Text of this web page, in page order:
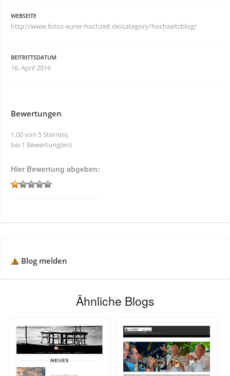
WEBSEITE
http://www.fotos-eurer-hochzeit.de/category/hochzeitsblog/
BEITRITTSDATUM
16. April 2016
Bewertungen
1,00 von 5 Stern(e),
bei 1 Bewertung(en)
Hier Bewertung abgeben:
Blog melden
Ähnliche Blogs